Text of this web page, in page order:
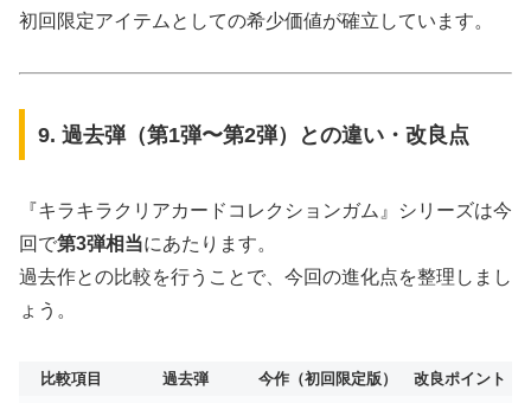
初回限定アイテムとしての希少価値が確立しています。
9. 過去弾（第1弾〜第2弾）との違い・改良点
『キラキラクリアカードコレクションガム』シリーズは今
回で第3弾相当にあたります。
過去作との比較を行うことで、今回の進化点を整理しまし
ょう。
比較項目 過去弾 今作（初回限定版） 改良ポイント